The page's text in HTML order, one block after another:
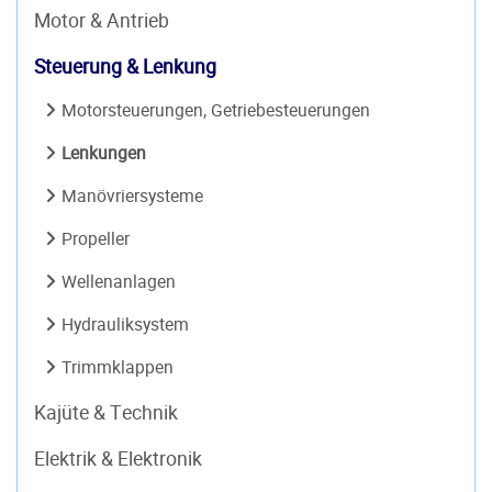
Motor & Antrieb
Steuerung & Lenkung
Motorsteuerungen, Getriebesteuerungen
Lenkungen
Manövriersysteme
Propeller
Wellenanlagen
Hydrauliksystem
Trimmklappen
Kajüte & Technik
Elektrik & Elektronik